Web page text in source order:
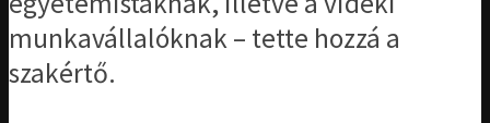
munkavállalóknak – tette hozzá a
szakértő.